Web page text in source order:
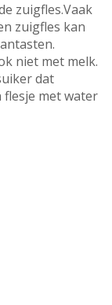
zuigfles.Vaak
zuigfles kan
niet met melk.
dat
met water